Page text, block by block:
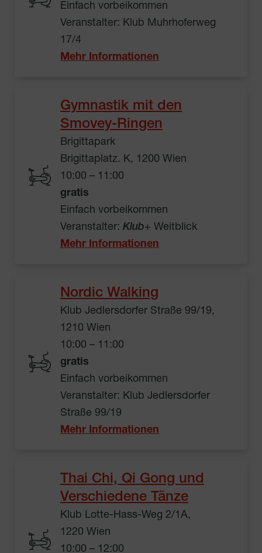
Einfach vorbeikommen
Veranstalter: Klub Muhrhoferweg
17/4
Mehr Informationen
Gymnastik mit den
Smovey-Ringen
Brigittapark
Brigittaplatz. K, 1200 Wien
10:00 – 11:00
gratis
Einfach vorbeikommen
Veranstalter: Klub+ Weitblick
Mehr Informationen
Nordic Walking
Klub Jedlersdorfer Straße 99/19,
1210 Wien
10:00 – 11:00
gratis
Einfach vorbeikommen
Veranstalter: Klub Jedlersdorfer
Straße 99/19
Mehr Informationen
Thai Chi, Qi Gong und
Verschiedene Tänze
Klub Lotte-Hass-Weg 2/1A,
1220 Wien
10:00 – 12:00